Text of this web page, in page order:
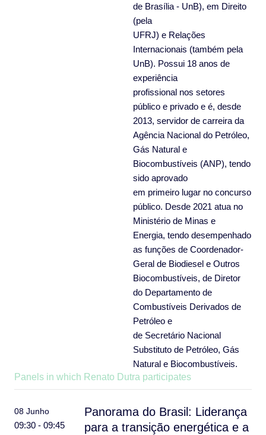
de Brasília - UnB), em Direito
(pela
UFRJ) e Relações
Internacionais (também pela
UnB). Possui 18 anos de
experiência
profissional nos setores
público e privado e é, desde
2013, servidor de carreira da
Agência Nacional do Petróleo,
Gás Natural e
Biocombustíveis (ANP), tendo
sido aprovado
em primeiro lugar no concurso
público. Desde 2021 atua no
Ministério de Minas e
Energia, tendo desempenhado
as funções de Coordenador-
Geral de Biodiesel e Outros
Biocombustíveis, de Diretor
do Departamento de
Combustíveis Derivados de
Petróleo e
de Secretário Nacional
Substituto de Petróleo, Gás
Natural e Biocombustíveis.
Panels in which Renato Dutra participates
08 Junho
09:30 - 09:45
Panorama do Brasil: Liderança
para a transição energética e a